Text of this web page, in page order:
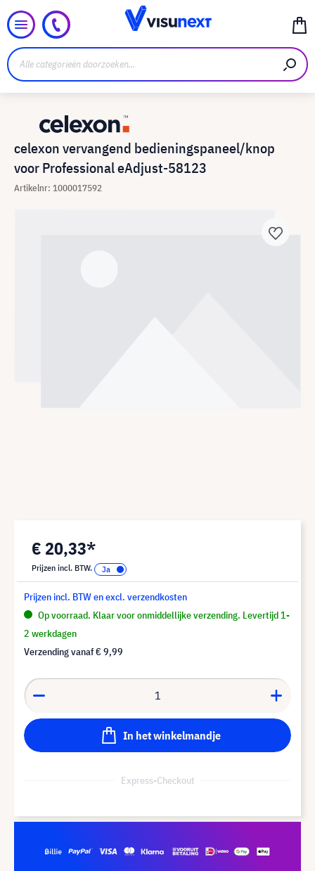
celexon vervangend bedieningspaneel/knop
voor Professional eAdjust-58123
Artikelnr: 1000017592
€ 20,33*
Prijzen incl. BTW.
Prijzen incl. BTW en excl. verzendkosten
Op voorraad. Klaar voor onmiddellijke verzending. Levertijd 1-
2 werkdagen
Verzending vanaf€ 9,99
In het winkelmandje
Express-Checkout